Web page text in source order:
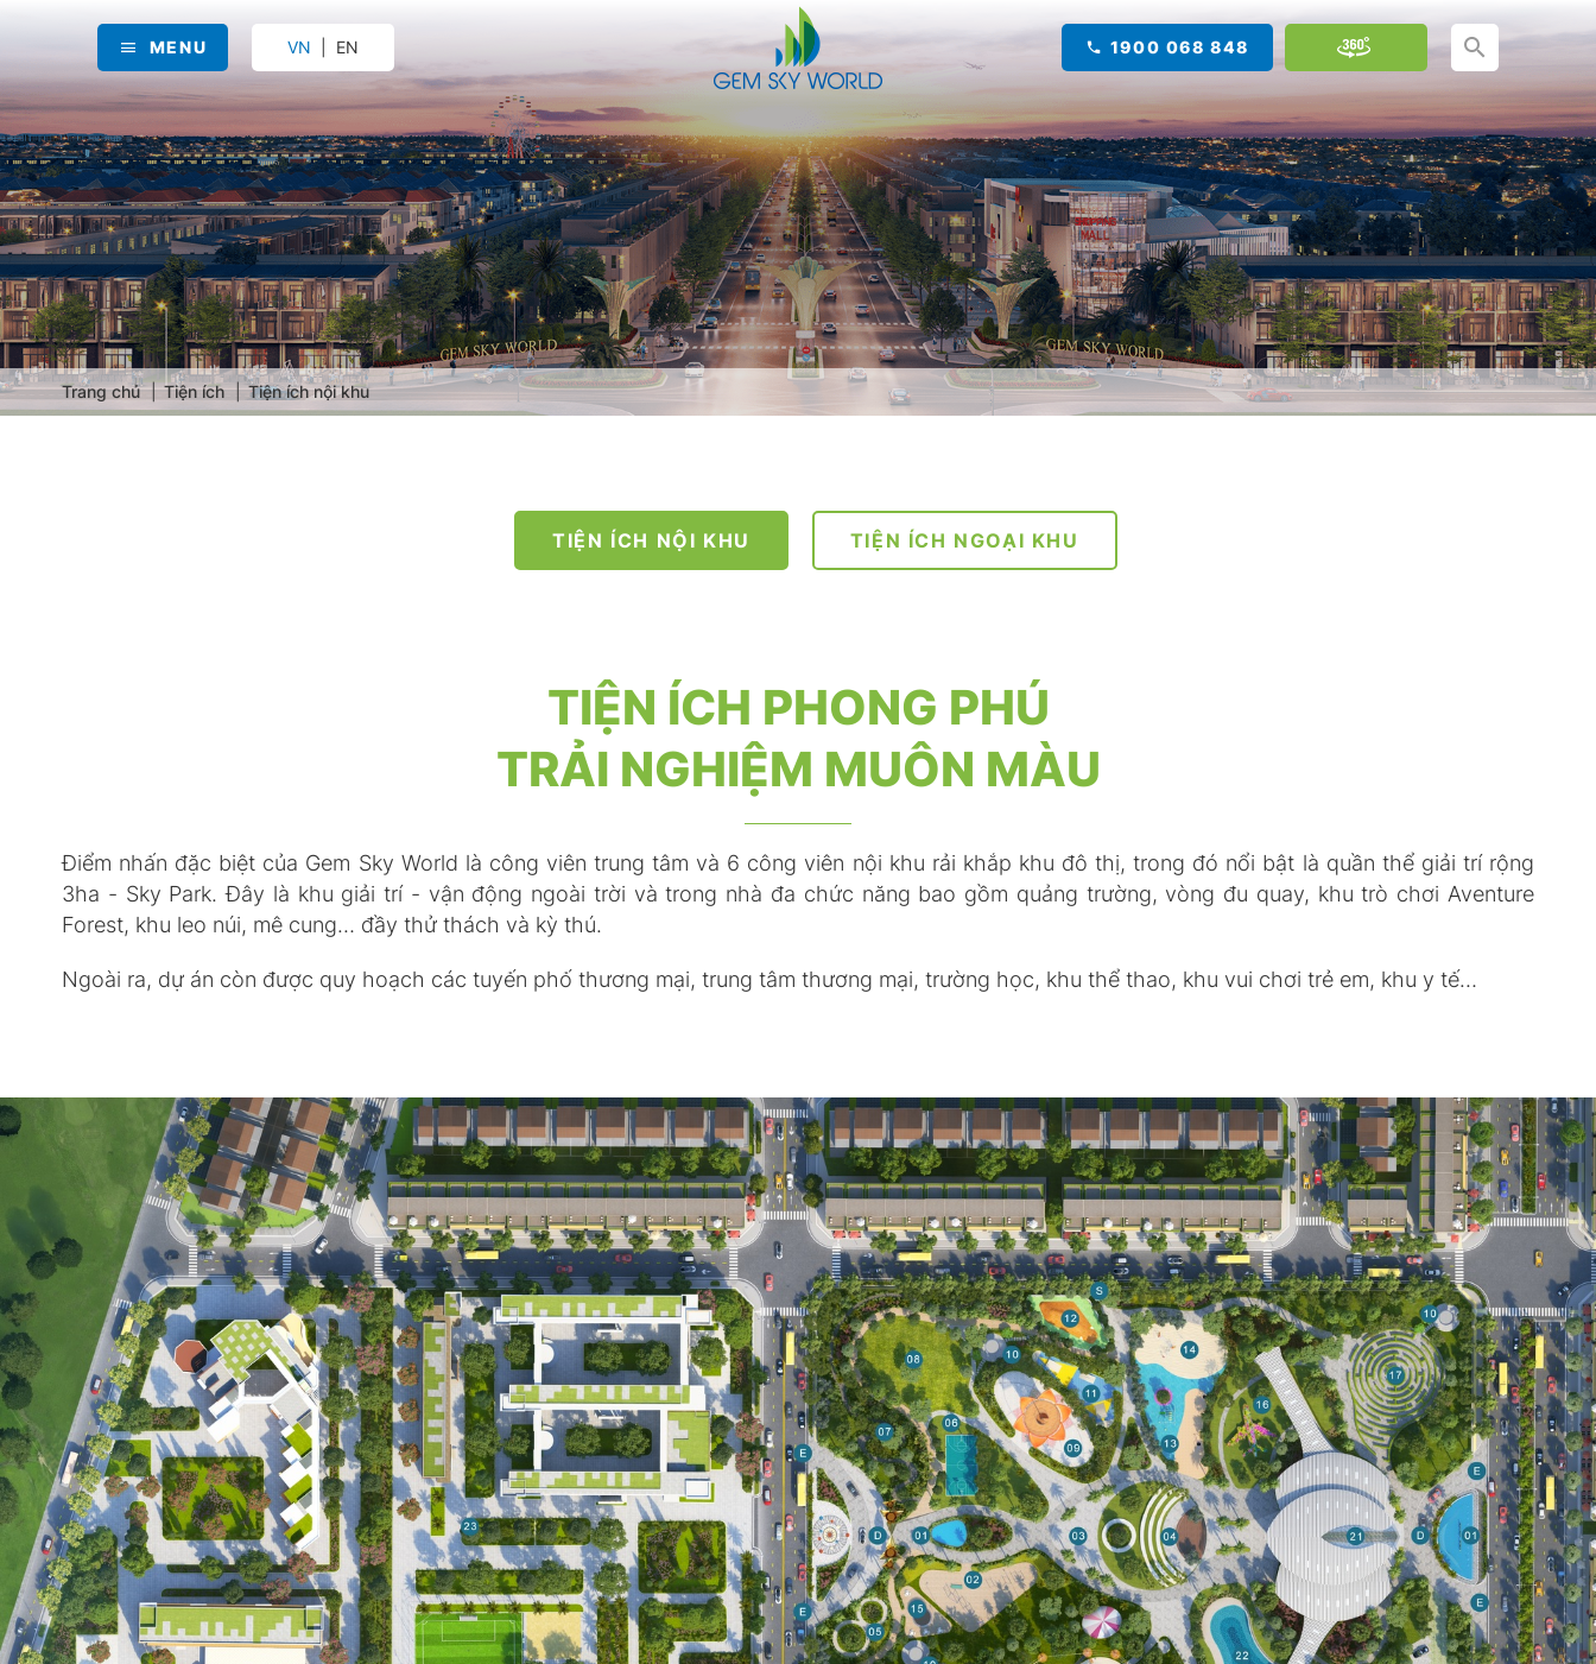
MENU VN EN 1900 068 848
Trang chủ Tiện ích Tiện ích nội khu
TIỆN ÍCH NỘI KHU TIỆN ÍCH NGOẠI KHU
TIỆN ÍCH PHONG PHÚ
TRẢI NGHIỆM MUÔN MÀU
Điểm nhấn đặc biệt của Gem Sky World là công viên trung tâm và 6 công viên nội khu rải khắp khu đô thị, trong đó nổi bật là quần thể giải trí rộng
3ha - Sky Park. Đây là khu giải trí - vận động ngoài trời và trong nhà đa chức năng bao gồm quảng trường, vòng đu quay, khu trò chơi Aventure
Forest, khu leo núi, mê cung… đầy thử thách và kỳ thú.
Ngoài ra, dự án còn được quy hoạch các tuyến phố thương mại, trung tâm thương mại, trường học, khu thể thao, khu vui chơi trẻ em, khu y tế…